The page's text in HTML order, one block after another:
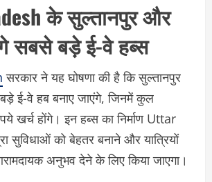
के सुल्तानपुर और
सबसे बड़े ई-वे हब्स
सरकार ने यह घोषणा की है कि सुल्तानपुर
ई-वे हब बनाए जाएंगे, जिनमें कुल
खर्च होंगे। इन हब्स का निर्माण Uttar
सुविधाओं को बेहतर बनाने और यात्रियों
अनुभव देने के लिए किया जाएगा।